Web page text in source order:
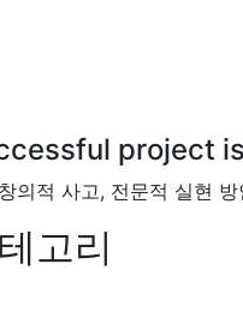
project
의적 사고, 전문적 실현 방
고리